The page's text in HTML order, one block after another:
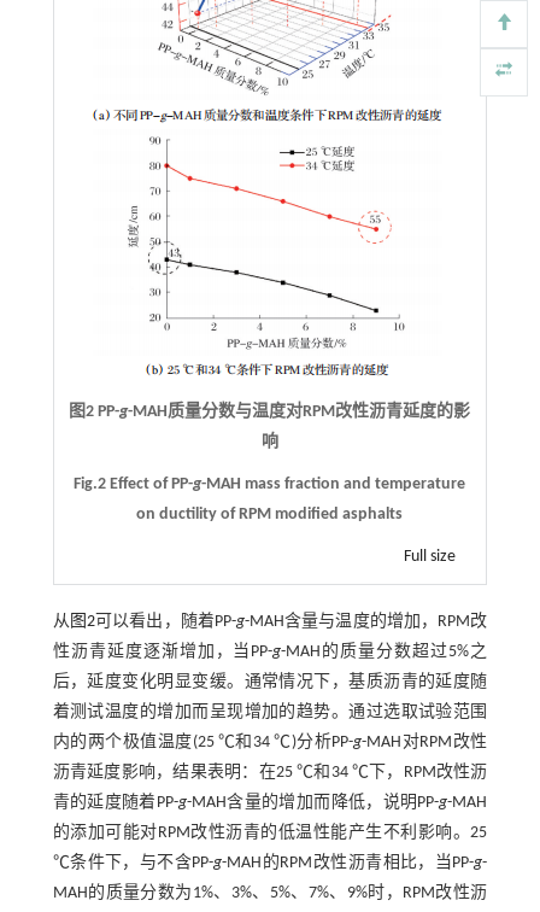
图2 PP-g-MAH质量分数与温度对RPM改性沥青延度的影
响
Fig.2 Effect of PP-g-MAH mass fraction and temperature
on ductility of RPM modified asphalts
Full size
从图2可以看出，随着PP-g-MAH含量与温度的增加，RPM改
性沥青延度逐渐增加，当PP-g-MAH的质量分数超过5%之
后，延度变化明显变缓。通常情况下，基质沥青的延度随
着测试温度的增加而呈现增加的趋势。通过选取试验范围
内的两个极值温度(25 ℃和34 ℃)分析PP-g-MAH对RPM改性
沥青延度影响，结果表明：在25 ℃和34 ℃下，RPM改性沥
青的延度随着PP-g-MAH含量的增加而降低，说明PP-g-MAH
的添加可能对RPM改性沥青的低温性能产生不利影响。25
℃条件下，与不含PP-g-MAH的RPM改性沥青相比，当PP-g-
MAH的质量分数为1%、3%、5%、7%、9%时，RPM改性沥